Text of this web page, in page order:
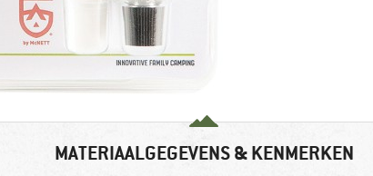
MATERIAALGEGEVENS & KENMERKEN